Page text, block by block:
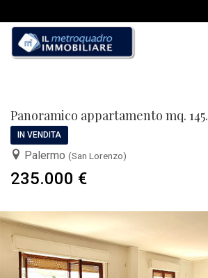
Panoramico appartamento mq. 145.
IN VENDITA
Palermo (San Lorenzo)
235.000 €